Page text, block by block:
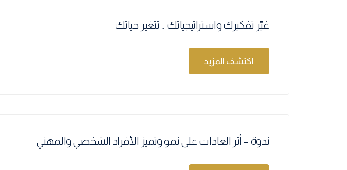
غيّر تفكيرك واستراتيجياتك .. تتغير حياتك
اكتشف المزيد
ندوة – أثر العادات على نمو وتميز الأفراد الشخصي والمهني